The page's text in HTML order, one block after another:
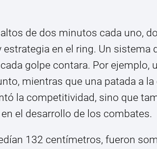
de dos minutos cada uno,
en el ring. Un sistema
golpe contara. Por ejemplo,
mientras que una patada a la
la competitividad, sino que
el desarrollo de los combates.
132 centímetros, fueron